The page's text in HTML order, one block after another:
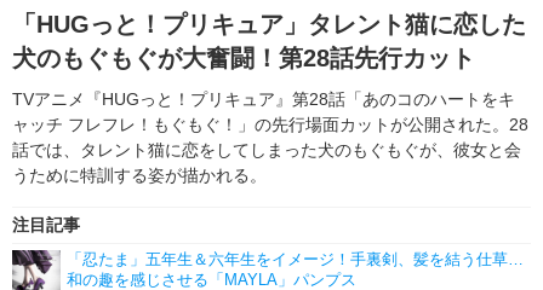
ゲーム グッズ
イベント 海外
海外イベント ビジネス
俳優・タレント アーティスト
ビジネス
アニメ 実写
書評 イベント
ゲーム 座談会
動画
アニメ！アニメ！TV ABEMA Cafe
「HUGっと！プリキュア」タレント猫に恋した
犬のもぐもぐが大奮闘！第28話先行カット
TVアニメ『HUGっと！プリキュア』第28話「あのコのハートをキ
ャッチ フレフレ！もぐもぐ！」の先行場面カットが公開された。28
話では、タレント猫に恋をしてしまった犬のもぐもぐが、彼女と会
うために特訓する姿が描かれる。
注目記事
「忍たま」五年生＆六年生をイメージ！手裏剣、髪を結う仕草…
和の趣を感じさせる「MAYLA」パンプス